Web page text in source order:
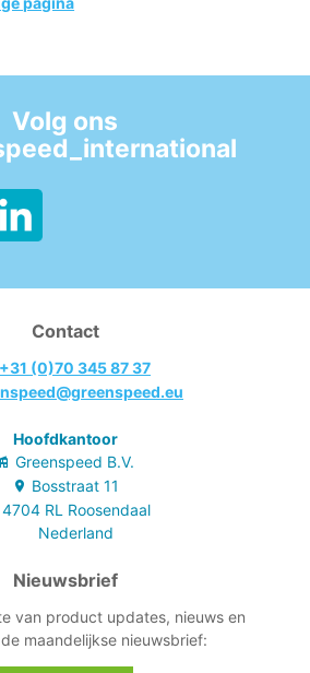
Volg ons
Contact
+31 (0)70 345 87 37
Hoofdkantoor
Greenspeed B.V.
Bosstraat 11
4704 RL Roosendaal
Nederland
Nieuwsbrief
van product updates, nieuws en
maandelijkse nieuwsbrief: